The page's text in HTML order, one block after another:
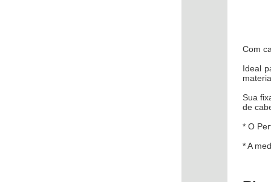
Com
Ideal
Sua
de
* O
* A